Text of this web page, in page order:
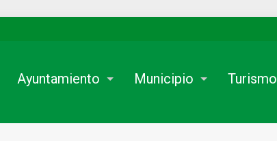
Ayuntamiento Municipio Turismo